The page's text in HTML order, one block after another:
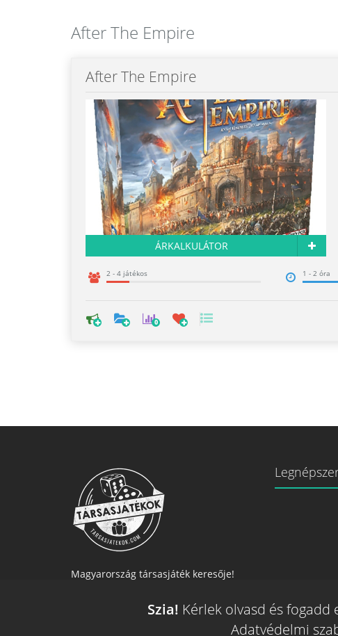
After The Empire
After The Empire
ÁRKALKULÁTOR
2 - 4 játékos 1 - 2 óra
0
Magyarország társasjáték keresője!
Szia! Kérlek olvasd és fogadd
Adatvédelmi